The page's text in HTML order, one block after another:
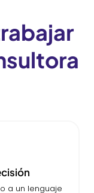
a un lenguaje